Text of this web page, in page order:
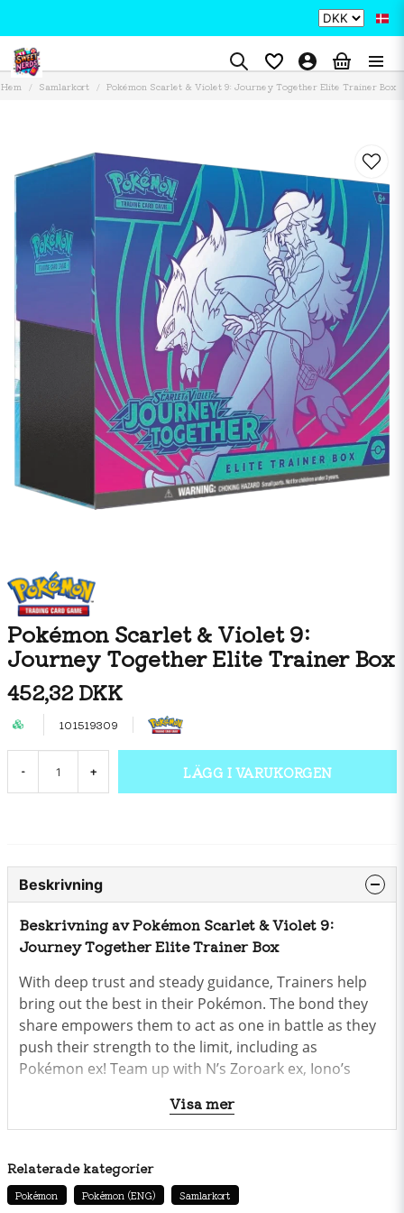
Hem Samlarkort Pokémon Scarlet & Violet 9: Journey Together Elite Trainer Box
Pokémon Scarlet & Violet 9:
Journey Together Elite Trainer Box
452,32 DKK
101519309
- + LÄGG I VARUKORGEN
Beskrivning
Beskrivning av Pokémon Scarlet & Violet 9:
Journey Together Elite Trainer Box
With deep trust and steady guidance, Trainers help
bring out the best in their Pokémon. The bond they
share empowers them to act as one in battle as they
push their strength to the limit, including as
Pokémon ex! Team up with N’s Zoroark ex, Iono’s
more Trainer's Pokémon, and discover the
unstoppable power of friendship in the Pokémon
The Pokémon TCG:Scarlet & Violet—Journey
Visa mer
Relaterade kategorier
Pokémon Pokémon (ENG) Samlarkort